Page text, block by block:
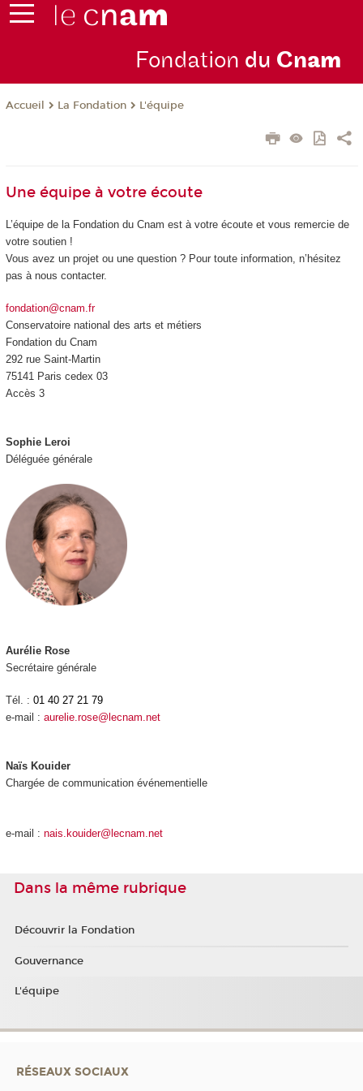
Fondation du Cnam
Accueil La Fondation L'équipe
Une équipe à votre écoute
L’équipe de la Fondation du Cnam est à votre écoute et vous remercie de
votre soutien !
Vous avez un projet ou une question ? Pour toute information, n’hésitez
pas à nous contacter.
fondation@cnam.fr
Conservatoire national des arts et métiers
Fondation du Cnam
292 rue Saint-Martin
75141 Paris cedex 03
Accès 3
Sophie Leroi
Déléguée générale
Aurélie Rose
Secrétaire générale
Tél. : 01 40 27 21 79
e-mail : aurelie.rose@lecnam.net
Naïs Kouider
Chargée de communication événementielle
e-mail : nais.kouider@lecnam.net
Dans la même rubrique
Découvrir la Fondation
Gouvernance
L'équipe
RÉSEAUX SOCIAUX